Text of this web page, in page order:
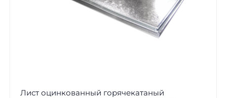
Лист оцинкованный горячекатаный